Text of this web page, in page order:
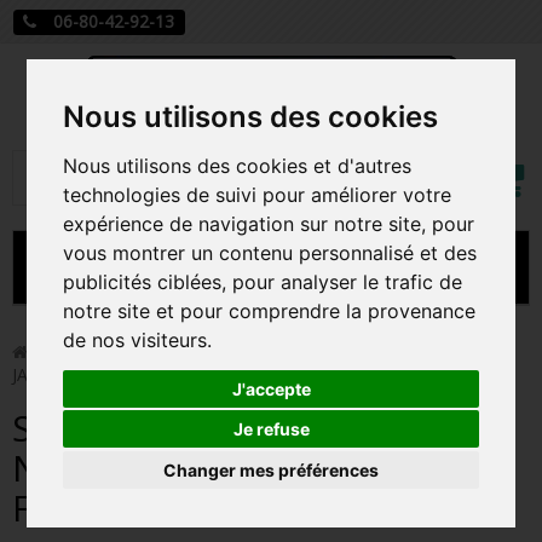
Nous utilisons des cookies
Nous utilisons des cookies et d'autres
technologies de suivi pour améliorer votre
expérience de navigation sur notre site, pour
vous montrer un contenu personnalisé et des
publicités ciblées, pour analyser le trafic de
notre site et pour comprendre la provenance
de nos visiteurs.
J'accepte
Je refuse
Changer mes préférences
06-80-42-92-13
Rechercher
Mon
MENU
CARTE A JOUER
PRÉCOMMANDE FIGURINES POP
FIGURINES POP MANGA
FIGURINES POP DISNEY
FIGURINES POP MARVEL
Funko Pop! > SANTA JACK / L'ETRANGE NOEL DE MR
JACK / FIGURINE FUNKO POP
SANTA JACK / L'ETRANGE
NOEL DE MR JACK / FIGURINE
FUNKO POP